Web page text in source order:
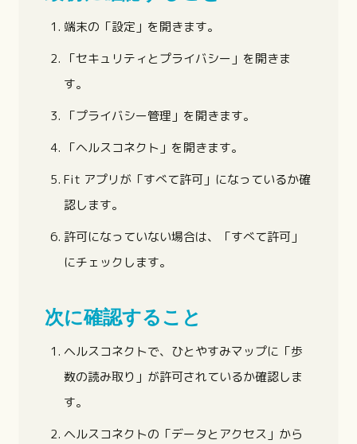
端末の「設定」を開きます。
「セキュリティとプライバシー」を開きま
す。
「プライバシー管理」を開きます。
「ヘルスコネクト」を開きます。
Fit アプリが「すべて許可」になっているか確
認します。
許可になっていない場合は、「すべて許可」
にチェックします。
次に確認すること
ヘルスコネクトで、ひとやすみマップに「歩
数の読み取り」が許可されているか確認しま
す。
ヘルスコネクトの「データとアクセス」から